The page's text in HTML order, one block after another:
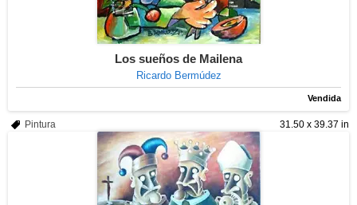
Los sueños de Mailena
Ricardo Bermúdez
Vendida
31.50 x 39.37 in
Pintura